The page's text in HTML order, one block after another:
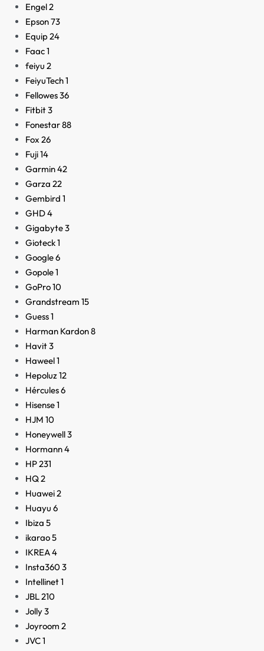
Engel2
Epson73
Equip24
Faac1
feiyu 2
FeiyuTech1
Fellowes36
Fitbit3
Fonestar88
Fox 26
Fuji14
Garmin42
Garza 22
Gembird 1
GHD4
Gigabyte3
Gioteck1
Google6
Gopole1
GoPro10
Grandstream 15
Guess1
Harman Kardon8
Havit3
Haweel1
Hepoluz12
Hércules6
Hisense1
HJM 10
Honeywell3
Hormann4
HP231
HQ2
Huawei2
Huayu 6
Ibiza 5
ikarao5
IKREA4
Insta3603
Intellinet1
JBL210
Jolly3
Joyroom 2
JVC1